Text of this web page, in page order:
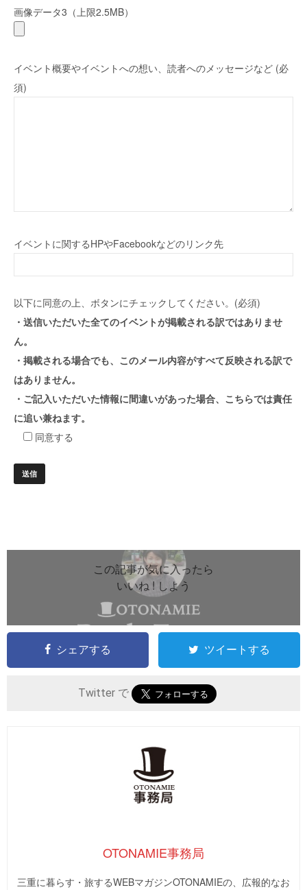
画像データ3（上限2.5MB）
イベント概要やイベントへの想い、読者へのメッセージなど (必
須)
イベントに関するHPやFacebookなどのリンク先
以下に同意の上、ボタンにチェックしてください。(必須)
・送信いただいた全てのイベントが掲載される訳ではありませ
ん。
・掲載される場合でも、このメール内容がすべて反映される訳で
はありません。
・ご記入いただいた情報に間違いがあった場合、こちらでは責任
に追い兼ねます。
同意する
この記事が気に入ったら
いいね ! しよう
シェアする ツイートする
Twitter で
OTONAMIE事務局
三重に暮らす・旅するWEBマガジンOTONAMIEの、広報的なお